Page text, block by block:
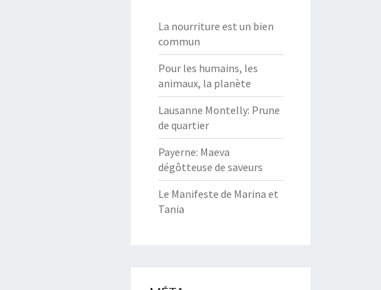
La nourriture est un bien
commun
Pour les humains, les
animaux, la planète
Lausanne Montelly: Prune
de quartier
Payerne: Maeva
dégôtteuse de saveurs
Le Manifeste de Marina et
Tania